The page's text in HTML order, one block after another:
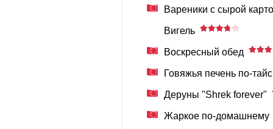
Вареники с сырой
Вигель
Воскресный обед
Говяжья печень по-
Деруны "Shrek forever"
Жаркое по-домашнему